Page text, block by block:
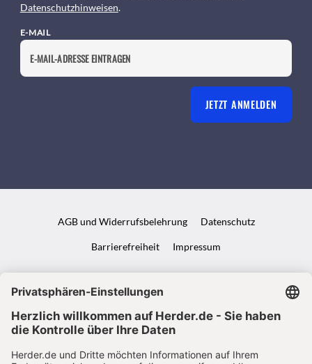
Datenschutzhinweisen.
E-MAIL
JETZT ANMELDEN
AGB und Widerrufsbelehrung Datenschutz
Barrierefreiheit Impressum
VERTRAG WIDERRUFEN